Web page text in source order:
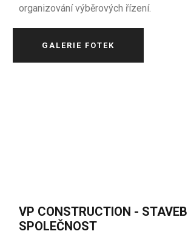
organizování výběrových řízení.
GALERIE FOTEK
VP CONSTRUCTION -
SPOLEČNOST